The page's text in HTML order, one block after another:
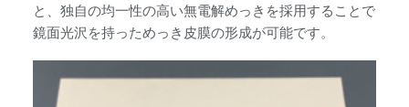
と、独自の均一性の高い無電解めっきを採用することで
鏡面光沢を持っためっき皮膜の形成が可能です。